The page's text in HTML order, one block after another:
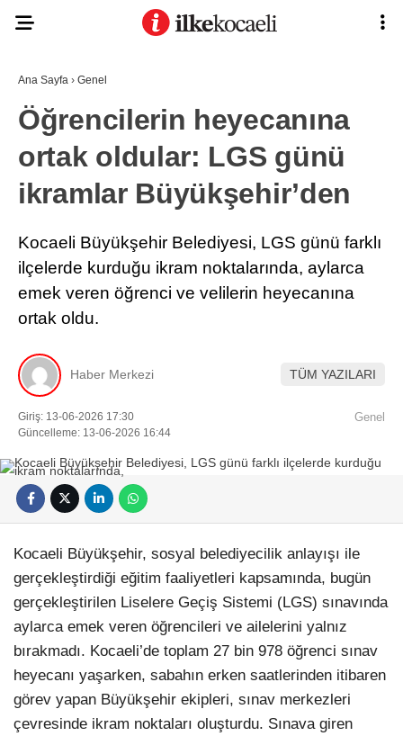
Ana Sayfa › Genel
Öğrencilerin heyecanına
ortak oldular: LGS günü
ikramlar Büyükşehir’den
Kocaeli Büyükşehir Belediyesi, LGS günü farklı
ilçelerde kurduğu ikram noktalarında, aylarca
emek veren öğrenci ve velilerin heyecanına
ortak oldu.
Haber Merkezi TÜM YAZILARI
Giriş: 13-06-2026 17:30
Güncelleme: 13-06-2026 16:44
Genel
Kocaeli Büyükşehir, sosyal belediyecilik anlayışı ile
gerçekleştirdiği eğitim faaliyetleri kapsamında, bugün
gerçekleştirilen Liselere Geçiş Sistemi (LGS) sınavında
aylarca emek veren öğrencileri ve ailelerini yalnız
bırakmadı. Kocaeli’de toplam 27 bin 978 öğrenci sınav
heyecanı yaşarken, sabahın erken saatlerinden itibaren
görev yapan Büyükşehir ekipleri, sınav merkezleri
çevresinde ikram noktaları oluşturdu. Sınava giren